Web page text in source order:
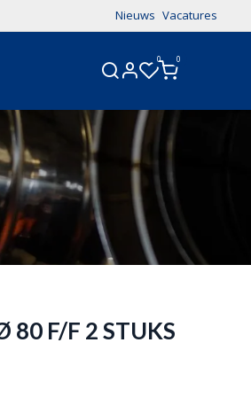
Nieuws Vacatures
0 0
80 F/F 2 STUKS